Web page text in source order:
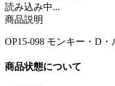
読み込み中...
商品説明
OP15-098 モンキー・D・
商品状態について